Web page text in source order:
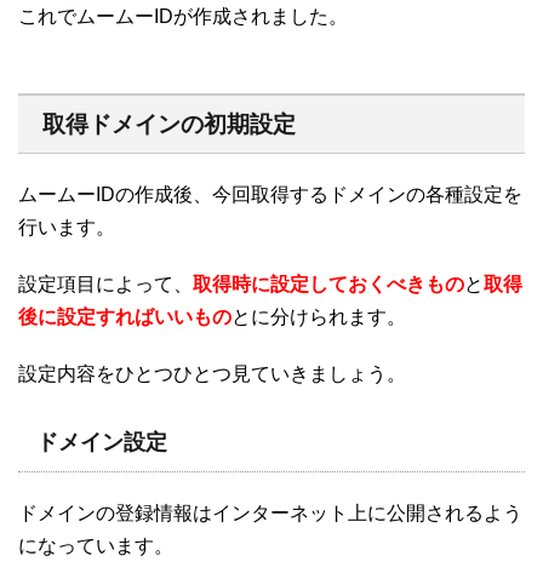
これでムームーIDが作成されました。
取得ドメインの初期設定
ムームーIDの作成後、今回取得するドメインの各種設定を
行います。
設定項目によって、 取得時に設定しておくべきものと取得
後に設定すればいいものとに分けられます。
設定内容をひとつひとつ見ていきましょう。
ドメイン設定
ドメインの登録情報はインターネット上に公開されるよう
になっています。